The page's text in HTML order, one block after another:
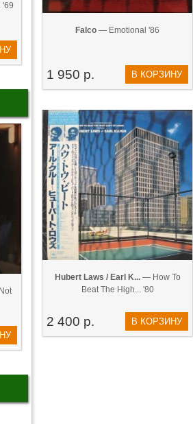
'69
Falco — Emotional '86
1 950 р. В КОРЗИНУ
Hubert Laws / Earl K...— How To
Beat The High... '80
2 400 р. В КОРЗИНУ